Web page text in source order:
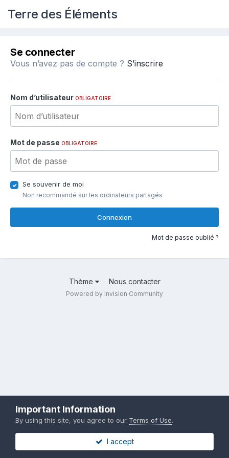
Terre des Éléments
Se connecter
Vous n’avez pas de compte ? S’inscrire
Nom d’utilisateur OBLIGATOIRE
Mot de passe OBLIGATOIRE
Se souvenir de moi
Non recommandé sur les ordinateurs partagés
Connexion
Mot de passe oublié ?
Thème Nous contacter
Powered by Invision Community
Important Information
By using this site, you agree to our Terms of Use.
I accept